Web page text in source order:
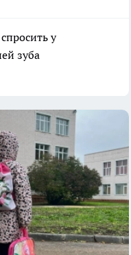
у
зуба